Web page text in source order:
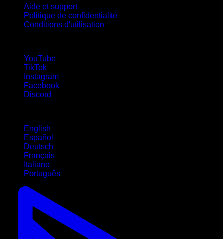
Aide et support
Politique de confidentialité
Conditions d'utilisation
YouTube
TikTok
Instagram
Facebook
Discord
English
Español
Deutsch
Français
Italiano
Português